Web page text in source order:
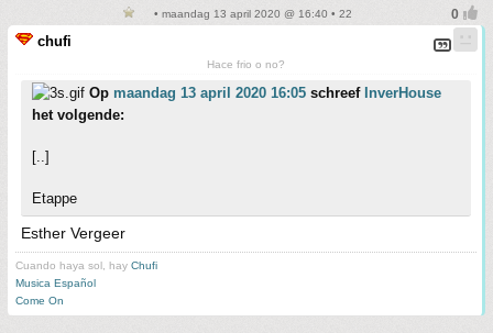
• maandag 13 april 2020 @ 16:40 • 22
chufi
Hace frio o no?
Op maandag 13 april 2020 16:05 schreef InverHouse
het volgende:
[..]
Etappe
Esther Vergeer
Cuando haya sol, hay Chufi
Musica Español
Come On